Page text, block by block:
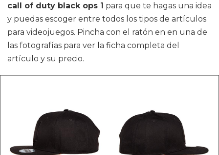
call of duty black ops 1 para que te hagas una idea
y puedas escoger entre todos los tipos de artículos
para videojuegos. Pincha con el ratón en en una de
las fotografías para ver la ficha completa del
artículo y su precio.